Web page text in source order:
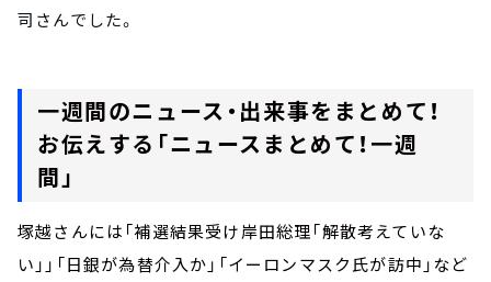
司さんでした。
一週間のニュース・出来事をまとめて！
お伝えする「ニュースまとめて！一週
間」
塚越さんには「補選結果受け岸田総理「解散考えていな
い」」「日銀が為替介入か」「イーロンマスク氏が訪中」など